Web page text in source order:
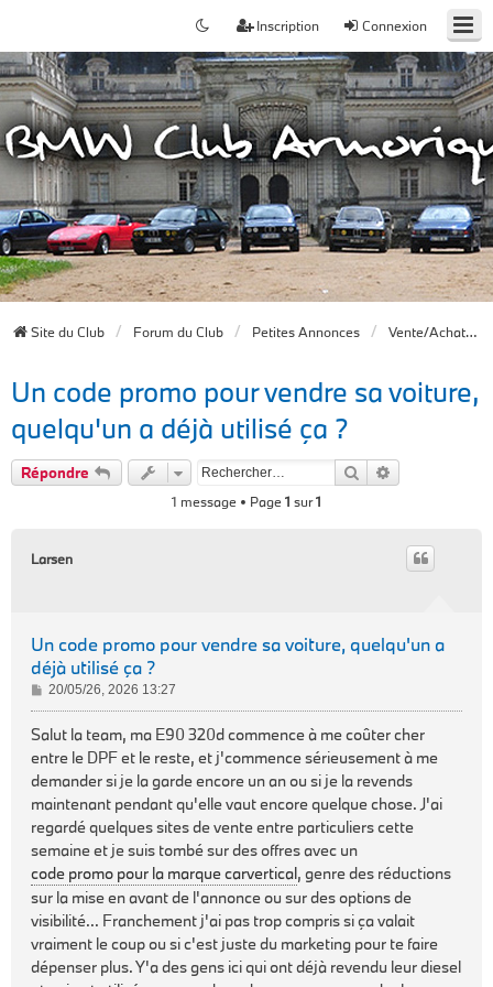
Connexion
Inscription
Site du Club Forum du Club Petites Annonces Vente/Achat/ Recherche BMW
Un code promo pour vendre sa voiture,
quelqu'un a déjà utilisé ça ?
Répondre Rechercher
1 message • Page1 sur1
Larsen
Un code promo pour vendre sa voiture, quelqu'un a
déjà utilisé ça ?
M
e
a
g
e
20/05/26, 2026 13:27
Salut la team, ma E90 320d commence à me coûter cher
entre le DPF et le reste, et j'commence sérieusement à me
demander si je la garde encore un an ou si je la revends
maintenant pendant qu'elle vaut encore quelque chose. J'ai
regardé quelques sites de vente entre particuliers cette
semaine et je suis tombé sur des offres avec un
code promo pour la marque carvertical, genre des réductions
sur la mise en avant de l'annonce ou sur des options de
visibilité... Franchement j'ai pas trop compris si ça valait
vraiment le coup ou si c'est juste du marketing pour te faire
dépenser plus. Y'a des gens ici qui ont déjà revendu leur diesel